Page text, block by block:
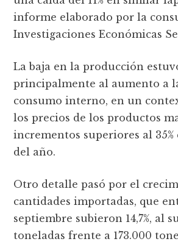
informe elaborado por la
Investigaciones Económicas
La baja en la producción
principalmente al aumento a
consumo interno, en un
los precios de los productos
incrementos superiores al 35%
del año.
Otro detalle pasó por el
cantidades importadas, que
septiembre subieron 14,7%, al
toneladas frente a 173.000